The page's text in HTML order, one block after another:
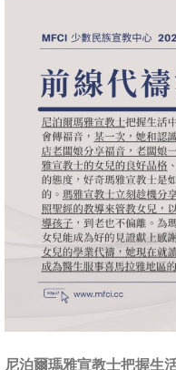
尼泊爾瑪雅宣教士把握生